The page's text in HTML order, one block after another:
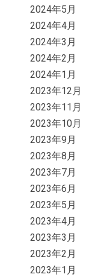
2024年5月
2024年4月
2024年3月
2024年2月
2024年1月
2023年12月
2023年11月
2023年10月
2023年9月
2023年8月
2023年7月
2023年6月
2023年5月
2023年4月
2023年3月
2023年2月
2023年1月